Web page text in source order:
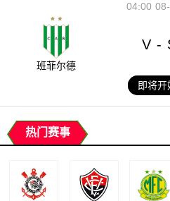
04:00
班菲尔德
V -
即将开
热门赛事